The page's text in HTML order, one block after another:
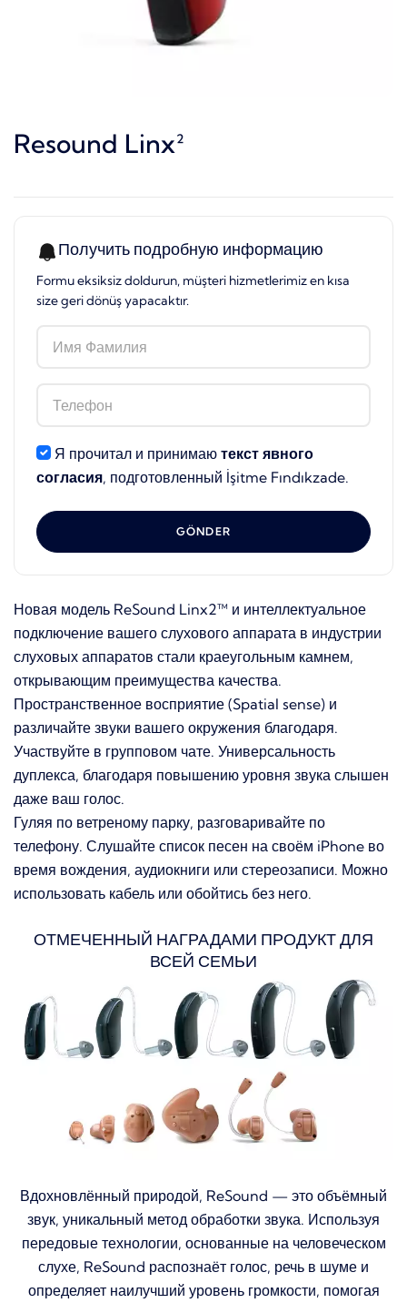
Resound Linx²
Получить подробную информацию
Formu eksiksiz doldurun, müşteri hizmetlerimiz en kısa
size geri dönüş yapacaktır.
Я прочитал и принимаю текст явного
согласия, подготовленный İşitme Fındıkzade.
GÖNDER
Новая модель ReSound Linx2™ и интеллектуальное
подключение вашего слухового аппарата в индустрии
слуховых аппаратов стали краеугольным камнем,
открывающим преимущества качества.
Пространственное восприятие (Spatial sense) и
различайте звуки вашего окружения благодаря.
Участвуйте в групповом чате. Универсальность
дуплекса, благодаря повышению уровня звука слышен
даже ваш голос.
Гуляя по ветреному парку, разговаривайте по
телефону. Слушайте список песен на своём iPhone во
время вождения, аудиокниги или стереозаписи. Можно
использовать кабель или обойтись без него.
ОТМЕЧЕННЫЙ НАГРАДАМИ ПРОДУКТ ДЛЯ
ВСЕЙ СЕМЬИ
Вдохновлённый природой, ReSound — это объёмный
звук, уникальный метод обработки звука. Используя
передовые технологии, основанные на человеческом
слухе, ReSound распознаёт голос, речь в шуме и
определяет наилучший уровень громкости, помогая